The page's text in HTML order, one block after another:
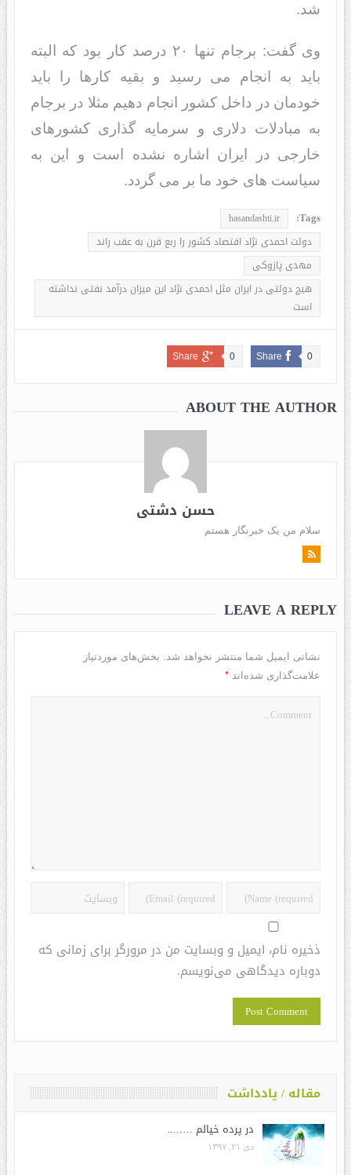
شد.
وی گفت: برجام تنها ۲۰ درصد کار بود که البته
باید به انجام می رسید و بقیه کارها را باید
خودمان در داخل کشور انجام دهیم مثلا در برجام
به مبادلات دلاری و سرمایه گذاری کشورهای
خارجی در ایران اشاره نشده است و این به
سیاست های خود ما بر می گردد.
Tags:
hasandashti.ir
دولت احمدی نژاد اقتصاد کشور را ربع قرن به عقب راند
مهدی پازوکی
هیچ دولتی در ایران مثل احمدی نژاد این میزان درآمد نفتی نداشته
است
Share 0
Share 0
ABOUT THE AUTHOR
حسن دشتی
سلام من یک خبرنگار هستم
LEAVE A REPLY
نشانی ایمیل شما منتشر نخواهد شد. بخش‌های موردنیاز
علامت‌گذاری شده‌اند *
ذخیره نام، ایمیل و وبسایت من در مرورگر برای زمانی که
دوباره دیدگاهی می‌نویسم.
مقاله / یادداشت
در پرده خیالم ……..
دی ۲۱, ۱۳۹۷